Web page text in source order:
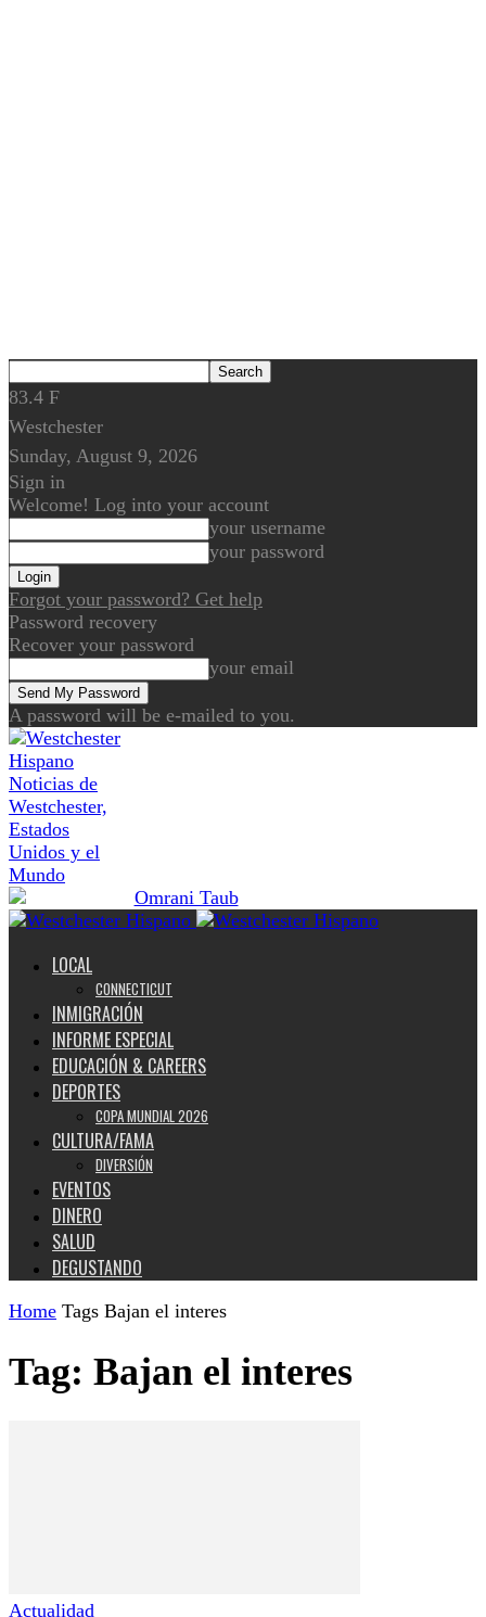
83.4 F
Westchester
Sunday, August 9, 2026
Sign in
Welcome! Log into your account
your username
your password
Forgot your password? Get help
Password recovery
Recover your password
your email
A password will be e-mailed to you.
Noticias de
Westchester,
Estados
Unidos y el
Mundo
LOCAL
CONNECTICUT
INMIGRACIÓN
INFORME ESPECIAL
EDUCACIÓN & CAREERS
DEPORTES
COPA MUNDIAL 2026
CULTURA/FAMA
DIVERSIÓN
EVENTOS
DINERO
SALUD
DEGUSTANDO
Home Tags Bajan el interes
Tag: Bajan el interes
Actualidad